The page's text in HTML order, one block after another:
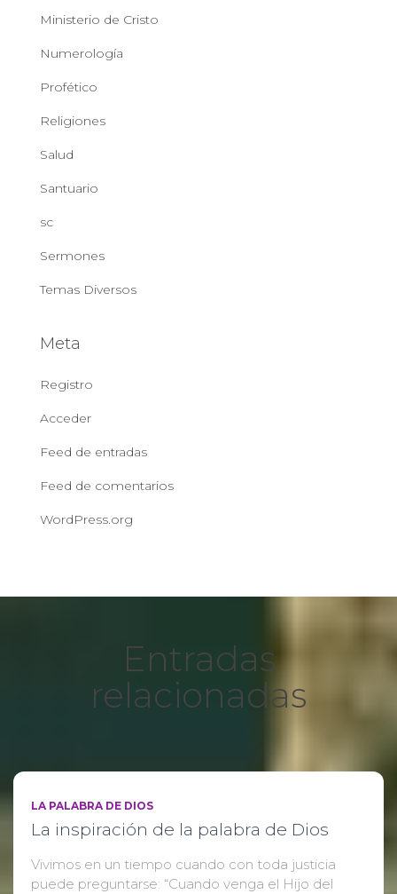
Ministerio de Cristo
Numerología
Profético
Religiones
Salud
Santuario
sc
Sermones
Temas Diversos
Meta
Registro
Acceder
Feed de entradas
Feed de comentarios
WordPress.org
Entradas
relacionadas
LA PALABRA DE DIOS
La inspiración de la palabra de Dios
Vivimos en un tiempo cuando con toda justicia
puede preguntarse: “Cuando venga el Hijo del